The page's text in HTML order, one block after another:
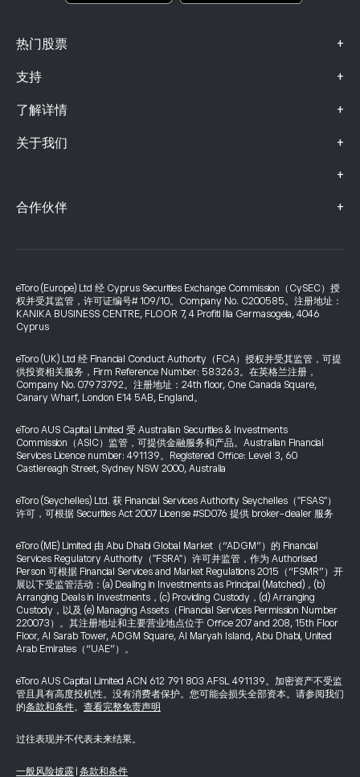
热门股票 +
支持 +
了解详情 +
关于我们 +
+
合作伙伴 +
eToro (Europe) Ltd 经 Cyprus Securities Exchange Commission（CySEC）授
权并受其监管，许可证编号# 109/10。Company No. C200585。注册地址：
KANIKA BUSINESS CENTRE, FLOOR 7, 4 Profiti Ilia Germasogeia, 4046
Cyprus
eToro (UK) Ltd 经 Financial Conduct Authority（FCA）授权并受其监管，可提
供投资相关服务，Firm Reference Number: 583263。在英格兰注册，
Company No. 07973792。注册地址：24th floor, One Canada Square,
Canary Wharf, London E14 5AB, England。
eToro AUS Capital Limited 受 Australian Securities & Investments
Commission（ASIC）监管，可提供金融服务和产品。Australian Financial
Services Licence number: 491139。Registered Office: Level 3, 60
Castlereagh Street, Sydney NSW 2000, Australia
eToro (Seychelles) Ltd. 获 Financial Services Authority Seychelles（"FSAS"）
许可，可根据 Securities Act 2007 License #SD076 提供 broker-dealer 服务
eToro (ME) Limited 由 Abu Dhabi Global Market（“ADGM”）的 Financial
Services Regulatory Authority（"FSRA"）许可并监管，作为 Authorised
Person 可根据 Financial Services and Market Regulations 2015（“FSMR”）开
展以下受监管活动：(a) Dealing in Investments as Principal (Matched)，(b)
Arranging Deals in Investments，(c) Providing Custody，(d) Arranging
Custody，以及 (e) Managing Assets（Financial Services Permission Number
220073）。其注册地址和主要营业地点位于 Office 207 and 208, 15th Floor
Floor, Al Sarab Tower, ADGM Square, Al Maryah Island, Abu Dhabi, United
Arab Emirates（“UAE”）。
eToro AUS Capital Limited ACN 612 791 803 AFSL 491139。加密资产不受监
管且具有高度投机性。没有消费者保护。您可能会损失全部资本。请参阅我们
的条款和条件。 查看完整免责声明
过往表现并不代表未来结果。
一般风险披露 条款和条件